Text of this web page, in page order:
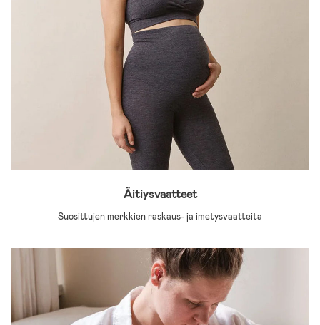
Äitiysvaatteet
Suosittujen merkkien raskaus- ja imetysvaatteita